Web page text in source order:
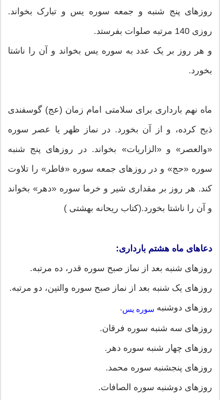
روزهای پنج شنبه و جمعه سوره یس و تبارک بخواند.
روزی 140 مرتبه صلوات بفرستد.
و هر روز بر یک عدد به سوره یس بخواند و آن را ناشتا
بخورد.
ماه نهم بارداری برای سلامتی امام زمان (عج) گوسفندی
ذبح کرده، و از آن بخورد. در نماز ظهر یا عصر سوره
«والعصر» و «الزاریات» بخواند. در روزهای پنج شنبه
سوره «حج» و در روزهای جمعه سوره «فاطر» را تلاوت
کند. هر روز بر مقداری شیر و خرما سوره «دهر» بخواند
و آن را ناشتا بخورد.(کتاب ریحانه بهشتی )
دعاهای ماه هشتم بارداری:
روزهای شنبه بعد از نماز صبح سوره قدر، ده مرتبه.
روزهای یک شنبه بعد از نماز صبح سوره والتین، دو مرتبه.
روزهای دوشنبه سوره یس.
روزهای سه شنبه سوره فرقان.
روزهای چهار شنبه سوره دهر.
روزهای پنجشنبه سوره محمد.
روزهای دوشنبه سوره الصافات.